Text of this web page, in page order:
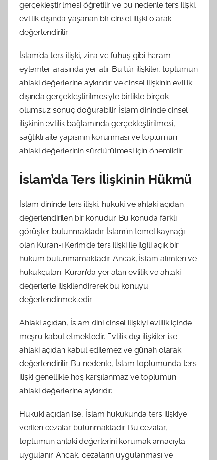
gerçekleştirilmesi öğretilir ve bu nedenle ters ilişki,
evlilik dışında yaşanan bir cinsel ilişki olarak
değerlendirilir.
İslam’da ters ilişki, zina ve fuhuş gibi haram
eylemler arasında yer alır. Bu tür ilişkiler, toplumun
ahlaki değerlerine aykırıdır ve cinsel ilişkinin evlilik
dışında gerçekleştirilmesiyle birlikte birçok
olumsuz sonuç doğurabilir. İslam dininde cinsel
ilişkinin evlilik bağlamında gerçekleştirilmesi,
sağlıklı aile yapısının korunması ve toplumun
ahlaki değerlerinin sürdürülmesi için önemlidir.
İslam’da Ters İlişkinin Hükmü
İslam dininde ters ilişki, hukuki ve ahlaki açıdan
değerlendirilen bir konudur. Bu konuda farklı
görüşler bulunmaktadır. İslam’ın temel kaynağı
olan Kuran-ı Kerim’de ters ilişki ile ilgili açık bir
hüküm bulunmamaktadır. Ancak, İslam alimleri ve
hukukçuları, Kuran’da yer alan evlilik ve ahlaki
değerlerle ilişkilendirerek bu konuyu
değerlendirmektedir.
Ahlaki açıdan, İslam dini cinsel ilişkiyi evlilik içinde
meşru kabul etmektedir. Evlilik dışı ilişkiler ise
ahlaki açıdan kabul edilemez ve günah olarak
değerlendirilir. Bu nedenle, İslam toplumunda ters
ilişki genellikle hoş karşılanmaz ve toplumun
ahlaki değerlerine aykırıdır.
Hukuki açıdan ise, İslam hukukunda ters ilişkiye
verilen cezalar bulunmaktadır. Bu cezalar,
toplumun ahlaki değerlerini korumak amacıyla
uygulanır. Ancak, cezaların uygulanması ve